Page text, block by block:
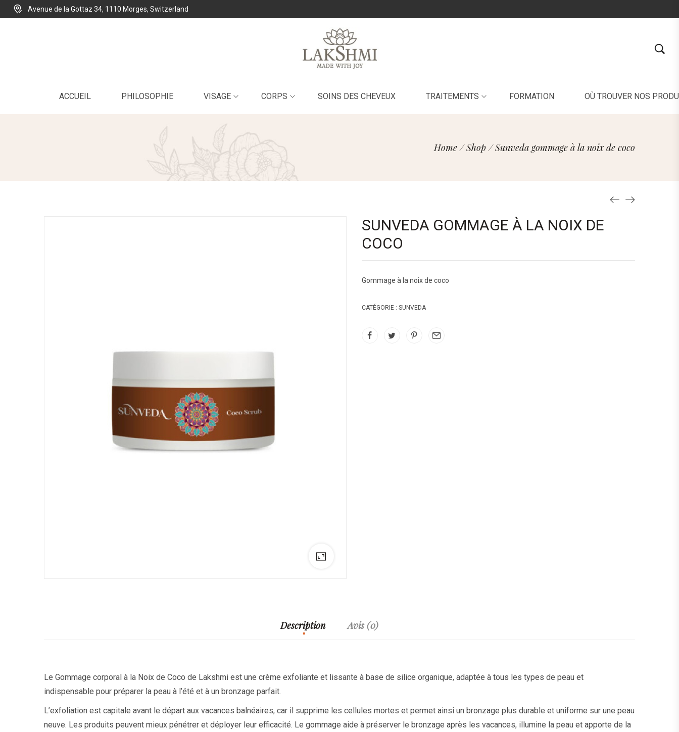
Avenue de la Gottaz 34, 1110 Morges, Switzerland
ACCUEIL PHILOSOPHIE VISAGE CORPS SOINS DES CHEVEUX TRAITEMENTS FORMATION OÙ TROUVER NOS
Home / Shop / Sunveda gommage à la noix de coco
SUNVEDA GOMMAGE À LA NOIX DE
COCO
Gommage à la noix de coco
CATÉGORIE : SUNVEDA
Description Avis (0)
Le Gommage corporal à la Noix de Coco de Lakshmi est une crème exfoliante et lissante à base de silice organique, adaptée à tous les types de peau et
indispensable pour préparer la peau à l’été et à un bronzage parfait.
L’exfoliation est capitale avant le départ aux vacances balnéaires, car il supprime les cellules mortes et permet ainsi un bronzage plus durable et uniforme sur une peau
neuve. Les produits peuvent mieux pénétrer et déployer leur efficacité. Le gommage aide à préserver le bronzage après les vacances, illumine la peau et apporte de la